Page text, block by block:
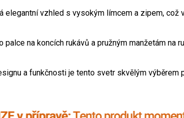
elegantní vzhled s vysokým límcem a zipem, což
palce na koncích rukávů a pružným manžetám na
a funkčnosti je tento svetr skvělým